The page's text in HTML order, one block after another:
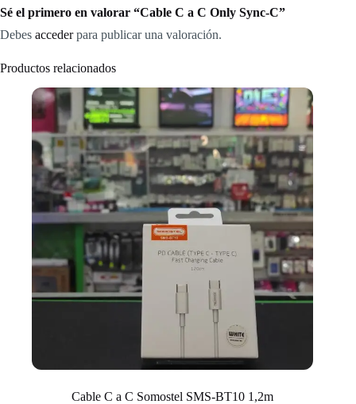
Sé el primero en valorar “Cable C a C Only Sync-C”
Debes accederpara publicar una valoración.
Productos relacionados
Cable C a C Somostel SMS-BT10 1,2m